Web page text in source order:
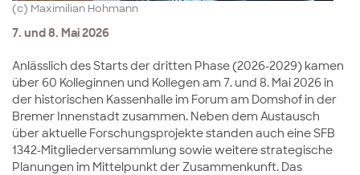
(c) Maximilian Hohmann
7. und 8. Mai 2026
Anlässlich des Starts der dritten Phase (2026-2029) kamen
über 60 Kolleginnen und Kollegen am 7. und 8. Mai 2026 in
der historischen Kassenhalle im Forum am Domshof in der
Bremer Innenstadt zusammen. Neben dem Austausch
über aktuelle Forschungsprojekte standen auch eine SFB
1342-Mitgliederversammlung sowie weitere strategische
Planungen im Mittelpunkt der Zusammenkunft. Das